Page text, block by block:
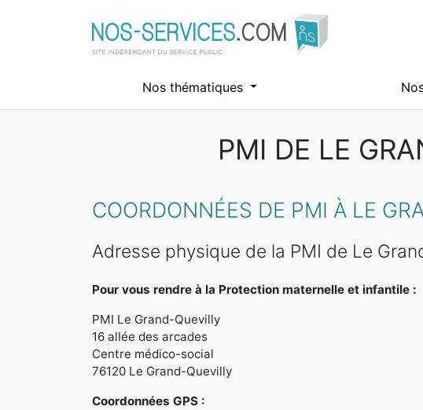
Nos thématiques
PMI DE LE
COORDONNÉES DE PMI À LE
Adresse physique de la PMI de Le
Pour vous rendre à la Protection maternelle et infantile :
PMI Le Grand-Quevilly
16 allée des arcades
Centre médico-social
76120 Le Grand-Quevilly
Coordonnées GPS :